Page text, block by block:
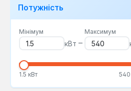
Потужність
Мінімум
кВт –
Максимум
1.5 кВт 540